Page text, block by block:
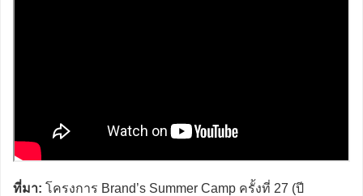
ที่มา: โครงการ Brand’s Summer Camp ครั้งที่ 27 (ปี